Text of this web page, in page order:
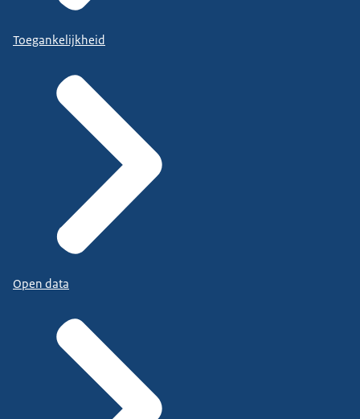
Toegankelijkheid
Open data